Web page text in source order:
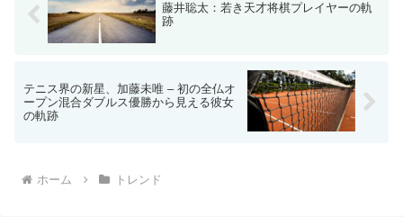
藤井聡太：若き天才将棋プレイヤーの軌
跡
テニス界の新星、加藤未唯 – 初の全仏オ
ープン混合ダブルス優勝から見える彼女
の軌跡
ホーム トレンド